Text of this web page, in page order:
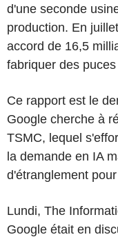
d'une seconde
production. En
accord de 16,5
fabriquer des
Ce rapport est le
Google cherche à
TSMC, lequel
la demande en IA
d'étranglement
Lundi, The
Google était en